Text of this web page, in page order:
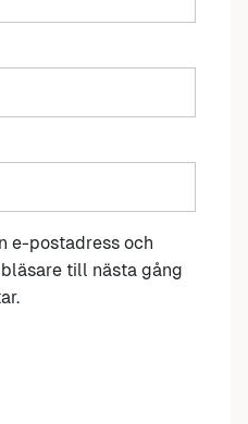
e-postadress och
till nästa gång